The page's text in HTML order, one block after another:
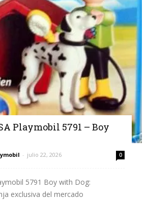
Playmobil 5791 – Boy
- julio 22, 2026 0
5791 Boy with Dog:
exclusiva del mercado